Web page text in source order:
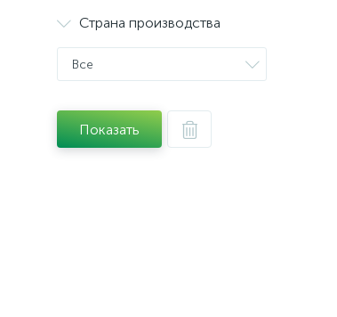
Страна производства
Все
Показать